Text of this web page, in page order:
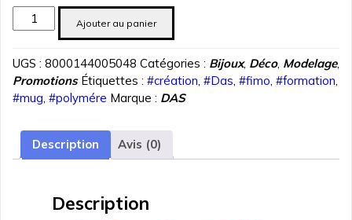
quantité
de
POLYMERE
DAS
METAL
57
Ajouter au panier
UGS : 8000144005048 Catégories : Bijoux, Déco, Modelage,
Promotions Étiquettes : #création, #Das, #fimo, #formation,
#mug, #polymére Marque : DAS
Description Avis (0)
Description